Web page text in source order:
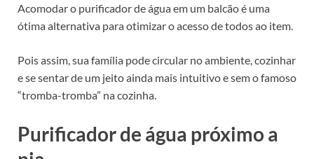
Acomodar o purificador de água em um balcão é uma
ótima alternativa para otimizar o acesso de todos ao item.
Pois assim, sua família pode circular no ambiente, cozinhar
e se sentar de um jeito ainda mais intuitivo e sem o famoso
“tromba-tromba” na cozinha.
Purificador de água próximo a